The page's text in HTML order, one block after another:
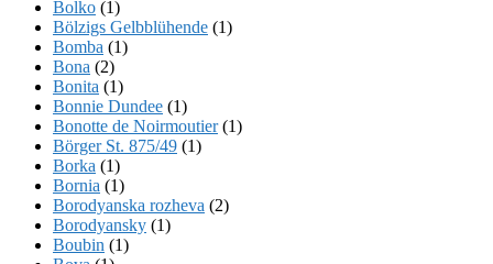
Bolko (1)
Bölzigs Gelbblühende (1)
Bomba (1)
Bona (2)
Bonita (1)
Bonnie Dundee (1)
Bonotte de Noirmoutier(1)
Börger St. 875/49 (1)
Borka (1)
Bornia (1)
Borodyanska rozheva (2)
Borodyansky (1)
Boubin (1)